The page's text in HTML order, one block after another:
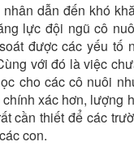
dẫn đến khó
lực đội ngũ cô
được các yếu tố
với đó là việc
cho các cô nuôi
xác hơn, lượng
cần thiết để các
con.